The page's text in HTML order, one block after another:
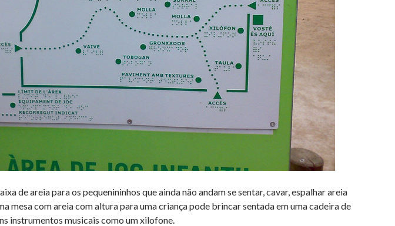
de areia para os pequenininhos que ainda não andam se sentar, cavar, espalhar areia
mesa com areia com altura para uma criança pode brincar sentada em uma cadeira de
instrumentos musicais como um xilofone.